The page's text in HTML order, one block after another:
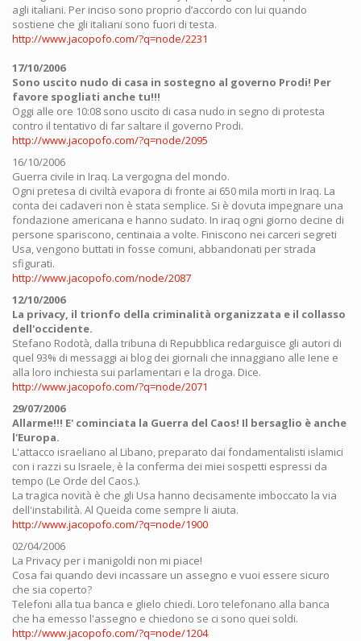
agli italiani. Per inciso sono proprio d’accordo con lui quando
sostiene che gli italiani sono fuori di testa.
http://www.jacopofo.com/?q=node/2231
17/10/2006
Sono uscito nudo di casa in sostegno al governo Prodi! Per
favore spogliati anche tu!!!
Oggi alle ore 10:08 sono uscito di casa nudo in segno di protesta
contro il tentativo di far saltare il governo Prodi.
http://www.jacopofo.com/?q=node/2095
16/10/2006
Guerra civile in Iraq. La vergogna del mondo.
Ogni pretesa di civiltà evapora di fronte ai 650 mila morti in Iraq. La
conta dei cadaveri non è stata semplice. Si è dovuta impegnare una
fondazione americana e hanno sudato. In iraq ogni giorno decine di
persone spariscono, centinaia a volte. Finiscono nei carceri segreti
Usa, vengono buttati in fosse comuni, abbandonati per strada
sfigurati.
http://www.jacopofo.com/node/2087
12/10/2006
La privacy, il trionfo della criminalità organizzata e il collasso
dell'occidente.
Stefano Rodotà, dalla tribuna di Repubblica redarguisce gli autori di
quel 93% di messaggi ai blog dei giornali che innaggiano alle Iene e
alla loro inchiesta sui parlamentari e la droga. Dice.
http://www.jacopofo.com/?q=node/2071
29/07/2006
Allarme!!! E' cominciata la Guerra del Caos! Il bersaglio è anche
l'Europa.
L'attacco israeliano al Libano, preparato dai fondamentalisti islamici
con i razzi su Israele, è la conferma dei miei sospetti espressi da
tempo (Le Orde del Caos.).
La tragica novità è che gli Usa hanno decisamente imboccato la via
dell'instabilità. Al Queida come sempre li aiuta.
http://www.jacopofo.com/?q=node/1900
02/04/2006
La Privacy per i manigoldi non mi piace!
Cosa fai quando devi incassare un assegno e vuoi essere sicuro
che sia coperto?
Telefoni alla tua banca e glielo chiedi. Loro telefonano alla banca
che ha emesso l'assegno e chiedono se ci sono quei soldi.
http://www.jacopofo.com/?q=node/1204